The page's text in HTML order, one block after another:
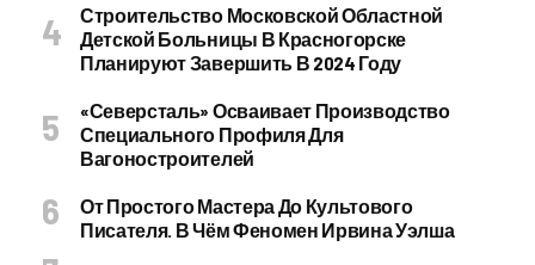
Строительство Московской Областной
Детской Больницы В Красногорске
Планируют Завершить В 2024 Году
«Северсталь» Осваивает Производство
Специального Профиля Для
Вагоностроителей
От Простого Мастера До Культового
Писателя. В Чём Феномен Ирвина Уэлша